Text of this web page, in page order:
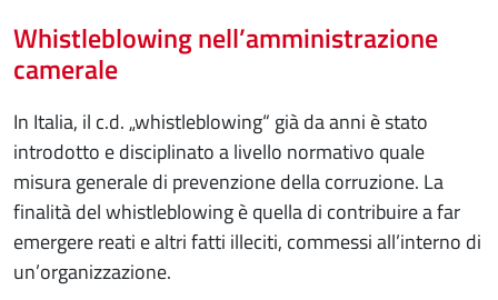
Whistleblowing nell’amministrazione
camerale
In Italia, il c.d. „whistleblowing“ già da anni è stato
introdotto e disciplinato a livello normativo quale
misura generale di prevenzione della corruzione. La
finalità del whistleblowing è quella di contribuire a far
emergere reati e altri fatti illeciti, commessi all’interno di
un’organizza­zione.